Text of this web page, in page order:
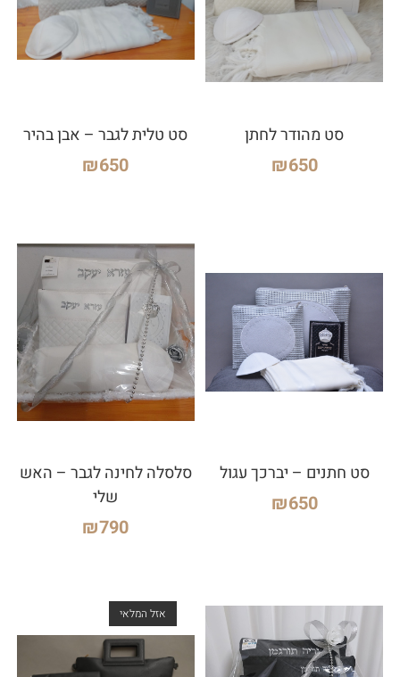
סט מהודר לחתן
₪650
סט טלית לגבר – אבן בהיר
₪650
סט חתנים – יברכך עגול
₪650
סלסלה לחינה לגבר – האש
שלי
₪790
אזל המלאי